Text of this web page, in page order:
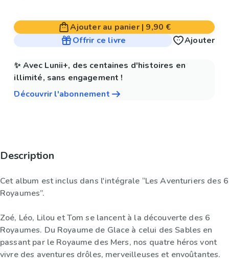
Ajouter au panier| 9,90 €
Offrir ce livre
Ajouter
✨ Avec Lunii+, des centaines d'histoires en
illimité, sans engagement !
Découvrir l'abonnement
Description
Cet album est inclus dans l'intégrale “Les Aventuriers des 6
Royaumes”.
Zoé, Léo, Lilou et Tom se lancent à la découverte des 6
Royaumes. Du Royaume de Glace à celui des Sables en
passant par le Royaume des Mers, nos quatre héros vont
vivre des aventures drôles, merveilleuses et envoûtantes.